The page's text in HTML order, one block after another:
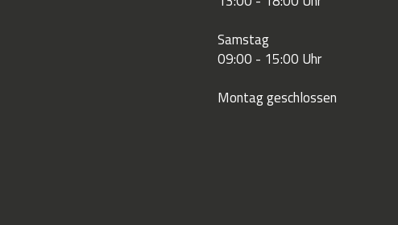
Samstag
09:00 - 15:00 Uhr
Montag geschlossen